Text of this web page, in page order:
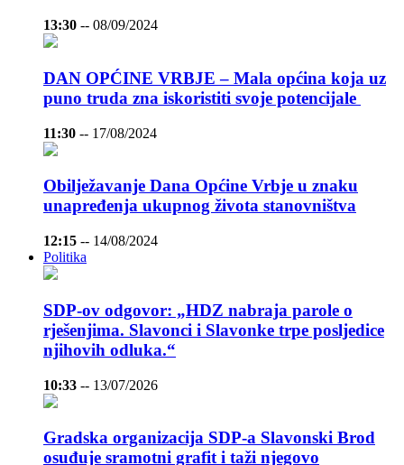
13:30 -- 08/09/2024
DAN OPĆINE VRBJE – Mala općina koja uz
puno truda zna iskoristiti svoje potencijale
11:30 -- 17/08/2024
Obilježavanje Dana Općine Vrbje u znaku
unapređenja ukupnog života stanovništva
12:15 -- 14/08/2024
Politika
SDP-ov odgovor: „HDZ nabraja parole o
rješenjima. Slavonci i Slavonke trpe posljedice
njihovih odluka.“
10:33 -- 13/07/2026
Gradska organizacija SDP-a Slavonski Brod
osuđuje sramotni grafit i taži njegovo